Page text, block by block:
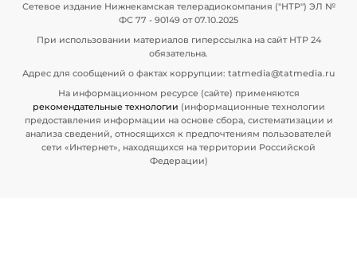
Сетевое издание Нижнекамская телерадиокомпания ("НТР") ЭЛ №
ФС 77 - 90149 от 07.10.2025
При использовании материалов гиперссылка на сайт НТР 24
обязательна.
Адрес для сообщений о фактах коррупции: tatmedia@tatmedia.ru
На информационном ресурсе (сайте) применяются
рекомендательные технологии (информационные технологии
предоставления информации на основе сбора, систематизации и
анализа сведений, относящихся к предпочтениям пользователей
сети «Интернет», находящихся на территории Российской
Федерации)